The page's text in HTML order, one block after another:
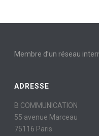
Membre d’un réseau
ADRESSE
B COMMUNICATION
55 avenue Marceau
75116 Paris